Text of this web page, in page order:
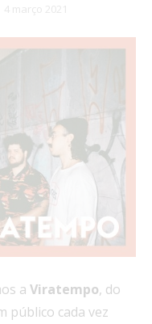
4 março 2021
a Viratempo, do
público cada vez